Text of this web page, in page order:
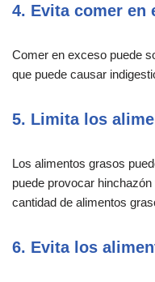
4. Evita comer en
Comer en exceso puede
que puede causar
5. Limita los
Los alimentos grasos
puede provocar
cantidad de alimentos
6. Evita los